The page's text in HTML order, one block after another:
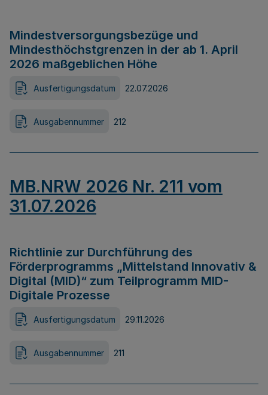
Mindestversorgungsbezüge und
Mindesthöchstgrenzen in der ab 1. April
2026 maßgeblichen Höhe
Ausfertigungsdatum 22.07.2026
Ausgabennummer 212
MB.NRW 2026 Nr. 211 vom
31.07.2026
Richtlinie zur Durchführung des
Förderprogramms „Mittelstand Innovativ &
Digital (MID)“ zum Teilprogramm MID-
Digitale Prozesse
Ausfertigungsdatum 29.11.2026
Ausgabennummer 211